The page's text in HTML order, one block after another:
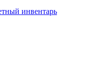
инвентарь